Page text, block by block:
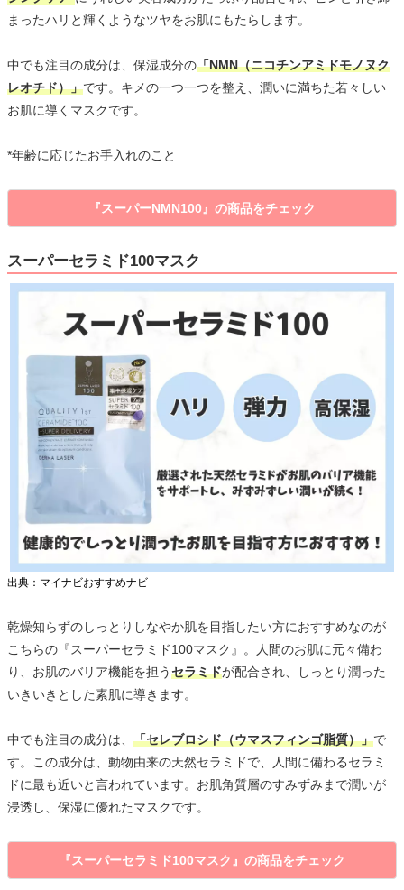
まったハリと輝くようなツヤをお肌にもたらします。
中でも注目の成分は、保湿成分の「NMN（ニコチンアミドモノヌク
レオチド）」です。キメの一つ一つを整え、潤いに満ちた若々しい
お肌に導くマスクです。
*年齢に応じたお手入れのこと
『スーパーNMN100』の商品をチェック
スーパーセラミド100マスク
出典：マイナビおすすめナビ
乾燥知らずのしっとりしなやか肌を目指したい方におすすめなのが
こちらの『スーパーセラミド100マスク』。人間のお肌に元々備わ
り、お肌のバリア機能を担うセラミドが配合され、しっとり潤った
いきいきとした素肌に導きます。
中でも注目の成分は、 「セレブロシド（ウマスフィンゴ脂質）」で
す。この成分は、動物由来の天然セラミドで、人間に備わるセラミ
ドに最も近いと言われています。お肌角質層のすみずみまで潤いが
浸透し、保湿に優れたマスクです。
『スーパーセラミド100マスク』の商品をチェック